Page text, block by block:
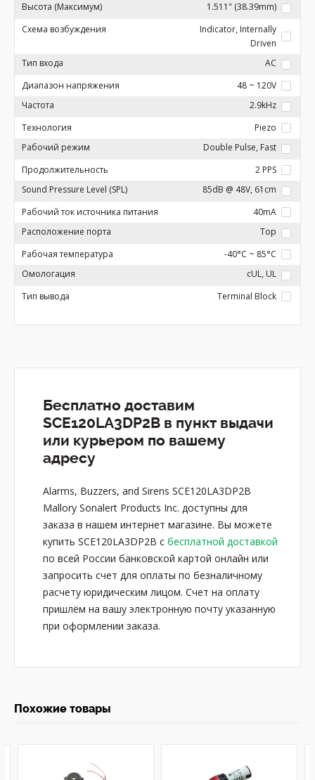
Высота (Максимум)
1.511" (38.39mm)
Схема возбуждения
Indicator, Internally
Driven
Тип входа
AC
Диапазон напряжения
48 ~ 120V
Частота
2.9kHz
Технология
Piezo
Рабочий режим
Double Pulse, Fast
Продолжительность
2 PPS
Sound Pressure Level (SPL)
85dB @ 48V, 61cm
Рабочий ток источника питания
40mA
Расположение порта
Top
Рабочая температура
-40°C ~ 85°C
Омологация
cUL, UL
Тип вывода
Terminal Block
Бесплатно доставим
SCE120LA3DP2B в пункт выдачи
или курьером по вашему
адресу
Alarms, Buzzers, and Sirens SCE120LA3DP2B
Mallory Sonalert Products Inc. доступны для
заказа в нашем интернет магазине. Вы можете
купить SCE120LA3DP2B с бесплатной доставкой
по всей России банковской картой онлайн или
запросить счет для оплаты по безналичному
расчету юридическим лицом. Счет на оплату
пришлём на вашу электронную почту указанную
при оформлении заказа.
Похожие товары